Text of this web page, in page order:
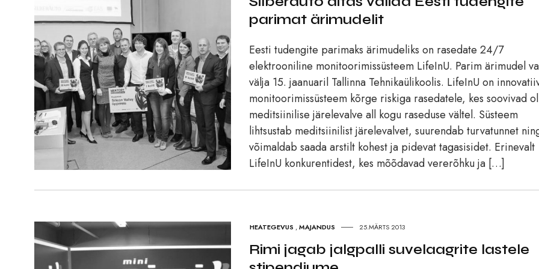
parimat ärimudelit
Eesti tudengite parimaks ärimudeliks on rasedate 24/7
elektrooniline monitoorimissüsteem LifeInU. Parim ärimudel
välja 15. jaanuaril Tallinna Tehnikaülikoolis. LifeInU on
monitoorimissüsteem kõrge riskiga rasedatele, kes soovivad
meditsiinilise järelevalve all kogu raseduse vältel. Süsteem
lihtsustab meditsiinilist järelevalvet, suurendab turvatunnet
võimaldab saada arstilt kohest ja pidevat tagasisidet. Erinevalt
LifeInU konkurentidest, kes mõõdavad vererõhku ja […]
HEATEGEVUS ,MAJANDUS 25.MÄRTS 2013
Rimi jagab jalgpalli suvelaagrite lastele